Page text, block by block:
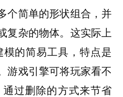
个简单的形状组合，并
复杂的物体。这实际上
的简易工具，特点是
游戏引擎可将玩家看不
过删除的方式来节省